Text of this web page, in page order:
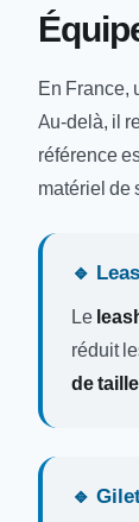
En France,
Au-delà, il
référence
matériel de
🔹
Le
réduit
de taille
🔹